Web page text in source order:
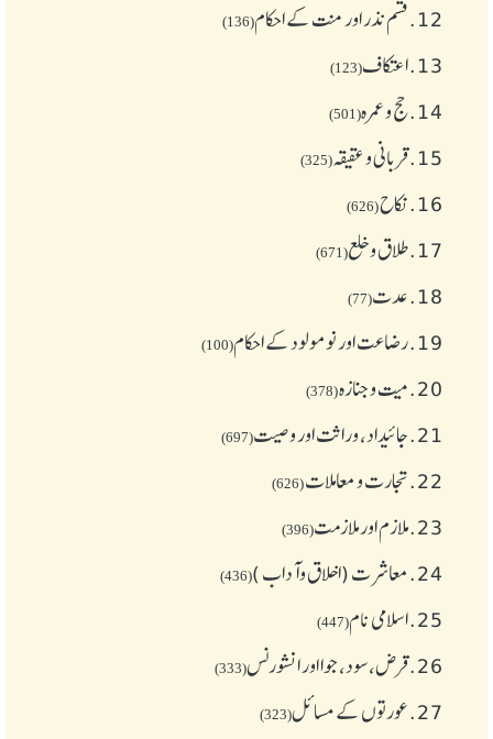
12. قسم نذر اور منت کے احکام(136)
13. اعتکاف(123)
14. حج و عمرہ(501)
15. قربانی و عقیقہ(325)
16. نکاح(626)
17. طلاق و خلع(671)
18. عدت(77)
19. رضاعت اور نومولود کے احکام(100)
20. میت و جنازہ(378)
21. جائیداد، وراثت اور وصیت(697)
22. تجارت و معاملات(626)
23. ملازم اور ملازمت(396)
24. معاشرت (اخلاق وآداب )(436)
25. اسلامی نام(447)
26. قرض،سود، جوا اور انشورنس(333)
27. عورتوں کے مسائل(323)